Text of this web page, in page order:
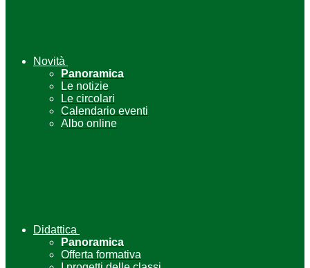
Novità
Panoramica
Le notizie
Le circolari
Calendario eventi
Albo online
Didattica
Panoramica
Offerta formativa